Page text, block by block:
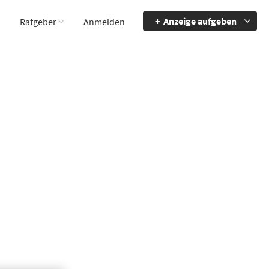
Ratgeber Anmelden Anzeige aufgeben